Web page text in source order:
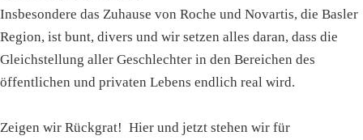
Insbesondere das Zuhause von Roche und Novartis, die Basler
Region, ist bunt, divers und wir setzen alles daran, dass die
Gleichstellung aller Geschlechter in den Bereichen des
öffentlichen und privaten Lebens endlich real wird.
Zeigen wir Rückgrat! Hier und jetzt stehen wir für